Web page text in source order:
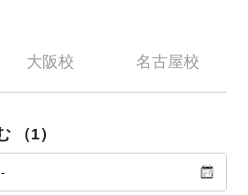
大阪校 名古屋校
（1）